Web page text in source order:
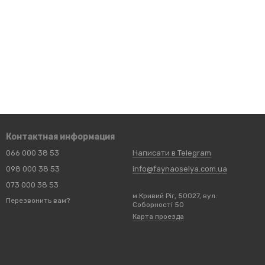
Контактная информация
066 000 38 53
098 000 38 53
073 000 38 53
Перезвонить вам?
Написати в Telegram
info@faynaoselya.com.ua
м.Кривий Ріг, 50027, вул.
Соборності 50
Карта проезда